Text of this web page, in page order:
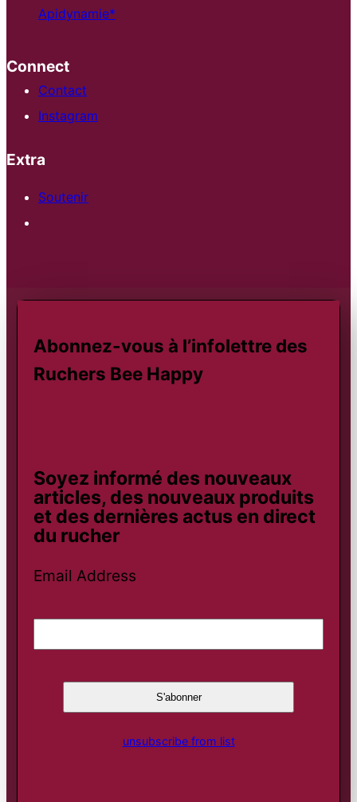
Apidynamie*
Connect
Contact
Instagram
Extra
Soutenir
Abonnez-vous à l’infolettre des
Ruchers Bee Happy
Soyez informé des nouveaux
articles, des nouveaux produits
et des dernières actus en direct
du rucher
Email Address
unsubscribe from list